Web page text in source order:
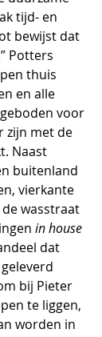
tijd- en
bewijst dat
Potters
thuis
en alle
voor
zijn met de
Naast
buitenland
vierkante
wasstraat
in house
dat
bij Pieter
te liggen,
worden in